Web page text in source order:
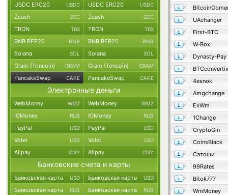
UAchanger
First-BTC
W-Box
Dynasty-Pay
BTCconvertix
4esnok
Amgchange
ExWm
1Change
CryptoGin
CoinsBlack
Сатоши
99Rates
Bitok777
WmMoney
USDC ERC20 USDC USDC ERC20 USDC
Zcash ZEC Zcash ZEC
TRON TRX TRON TRX
BNB BEP20 BNB BNB BEP20 BNB
Solana SOL Solana SOL
Gram (Toncoin) GRAM Gram (Toncoin) GRAM
PancakeSwap CAKE PancakeSwap CAKE
Электронные деньги
WebMoney WMZ WebMoney WMZ
ЮMoney RUB ЮMoney RUB
PayPal USD PayPal USD
Volet USD Volet USD
Alipay CNY Alipay CNY
Банковские счета и карты
Банковская карта USD Банковская карта USD
Банковская карта RUB Банковская карта RUB